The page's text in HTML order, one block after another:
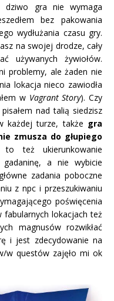
gra nie wymaga
bez pakowania
wydłużania czasu gry.
na swojej drodze, cały
używanych żywiołów.
problemy, ale żaden nie
lokacja nieco zawiodła
w Vagrant Story). Czy
nad talią siedzisz
każdej turze, także gra
zmusza do głupiego
też ukierunkowanie
a nie wybicie
zadania poboczne
z npc i przeszukiwaniu
poświęcenia
lokacjach też
magnusów rozwikłać
i jest zdecydowanie na
w questów zajęło mi ok